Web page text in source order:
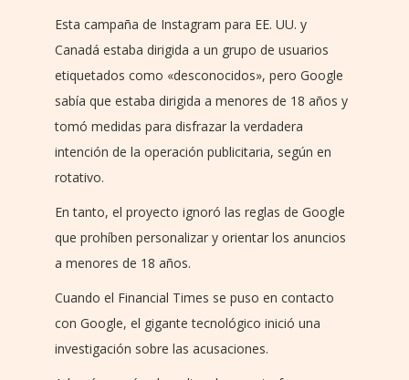
Esta campaña de Instagram para EE. UU. y
Canadá estaba dirigida a un grupo de usuarios
etiquetados como «desconocidos», pero Google
sabía que estaba dirigida a menores de 18 años y
tomó medidas para disfrazar la verdadera
intención de la operación publicitaria, según en
rotativo.
En tanto, el proyecto ignoró las reglas de Google
que prohíben personalizar y orientar los anuncios
a menores de 18 años.
Cuando el Financial Times se puso en contacto
con Google, el gigante tecnológico inició una
investigación sobre las acusaciones.